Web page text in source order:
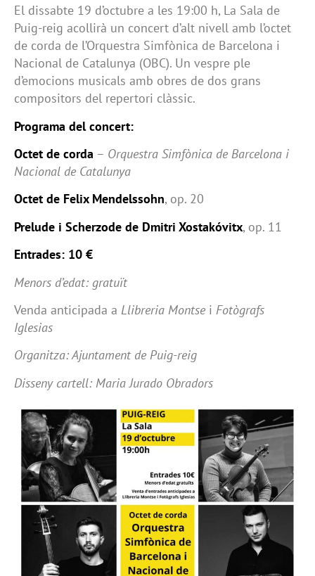
El dissabte 19 d’octubre a les 19:00 h, La Sala de
Puig-reig acollirà un concert d’alt nivell amb l’octet
de corda de l’Orquestra Simfònica de Barcelona i
Nacional de Catalunya (OBC). Un vespre ple
d’emocions musicals amb obres de dos grans
compositors del repertori clàssic.
Programa del concert:
Octet de corda – Orquestra Simfònica de Barcelona i
Nacional de Catalunya
Octet de Felix Mendelssohn, op. 20
Prelude i Scherzode de Dmitri Xostakóvitx, op. 11
Entrades: 10 €
Menors d’edat: gratuït
Venda anticipada a Llibreria Montse i Fotògrafs
Iglesias
Organitza: Ajuntament de Puig-reig
Disseny cartell: Maria Jurado Obradors